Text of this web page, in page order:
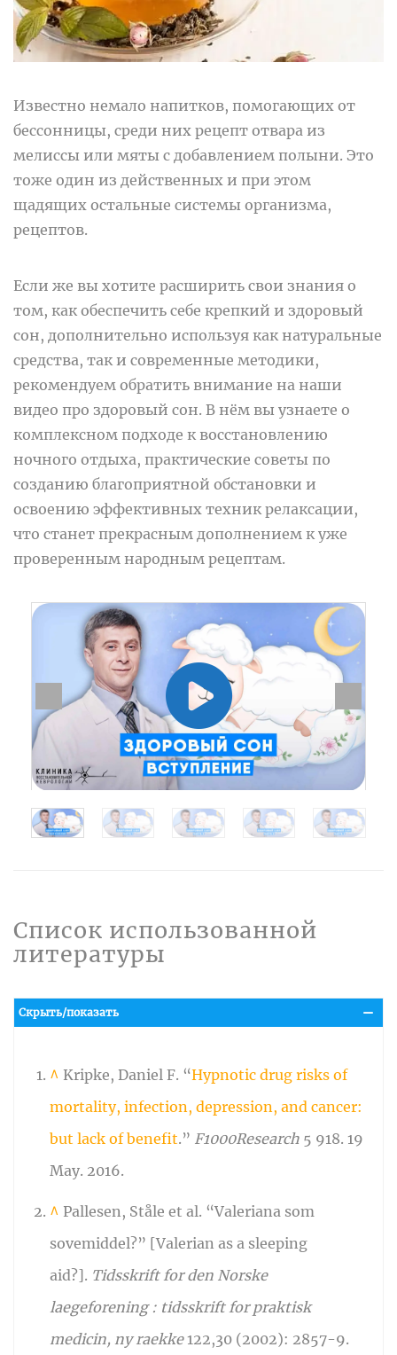
Известно немало напитков, помогающих от
бессонницы, среди них рецепт отвара из
мелиссы или мяты с добавлением полыни. Это
тоже один из действенных и при этом
щадящих остальные системы организма,
рецептов.
Если же вы хотите расширить свои знания о
том, как обеспечить себе крепкий и здоровый
сон, дополнительно используя как натуральные
средства, так и современные методики,
рекомендуем обратить внимание на наши
видео про здоровый сон. В нём вы узнаете о
комплексном подходе к восстановлению
ночного отдыха, практические советы по
созданию благоприятной обстановки и
освоению эффективных техник релаксации,
что станет прекрасным дополнением к уже
проверенным народным рецептам.
Список использованной
литературы
Скрыть/показать
^ Kripke, Daniel F. “Hypnotic drug risks of
mortality, infection, depression, and cancer:
but lack of benefit.” F1000Research 5 918. 19
May. 2016.
^ Pallesen, Ståle et al. “Valeriana som
sovemiddel?” [Valerian as a sleeping
aid?]. Tidsskrift for den Norske
laegeforening : tidsskrift for praktisk
medicin, ny raekke122,30 (2002): 2857-9.